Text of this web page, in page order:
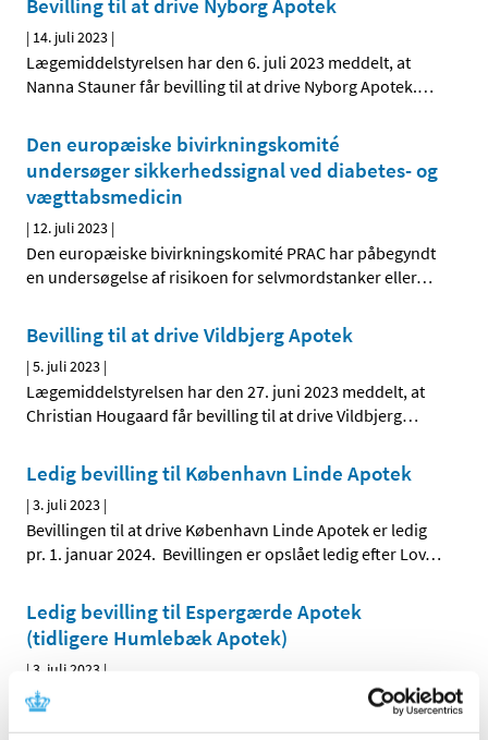
Bevilling til at drive Nyborg Apotek
| 14. juli 2023 |
Lægemiddelstyrelsen har den 6. juli 2023 meddelt, at
Nanna Stauner får bevilling til at drive Nyborg Apotek.…
Den europæiske bivirkningskomité
undersøger sikkerhedssignal ved diabetes- og
vægttabsmedicin
| 12. juli 2023 |
Den europæiske bivirkningskomité PRAC har påbegyndt
en undersøgelse af risikoen for selvmordstanker eller…
Bevilling til at drive Vildbjerg Apotek
|5. juli 2023 |
Lægemiddelstyrelsen har den 27. juni 2023 meddelt, at
Christian Hougaard får bevilling til at drive Vildbjerg…
Ledig bevilling til København Linde Apotek
|3. juli 2023 |
Bevillingen til at drive København Linde Apotek er ledig
pr. 1. januar 2024. Bevillingen er opslået ledig efter Lov…
Ledig bevilling til Espergærde Apotek
(tidligere Humlebæk Apotek)
|3. juli 2023 |
Humlebæk Apotek har pr. 1. juni 2023 skiftet navn til
Espergærde Apotek. Bevillingen til at drive Espergærde…